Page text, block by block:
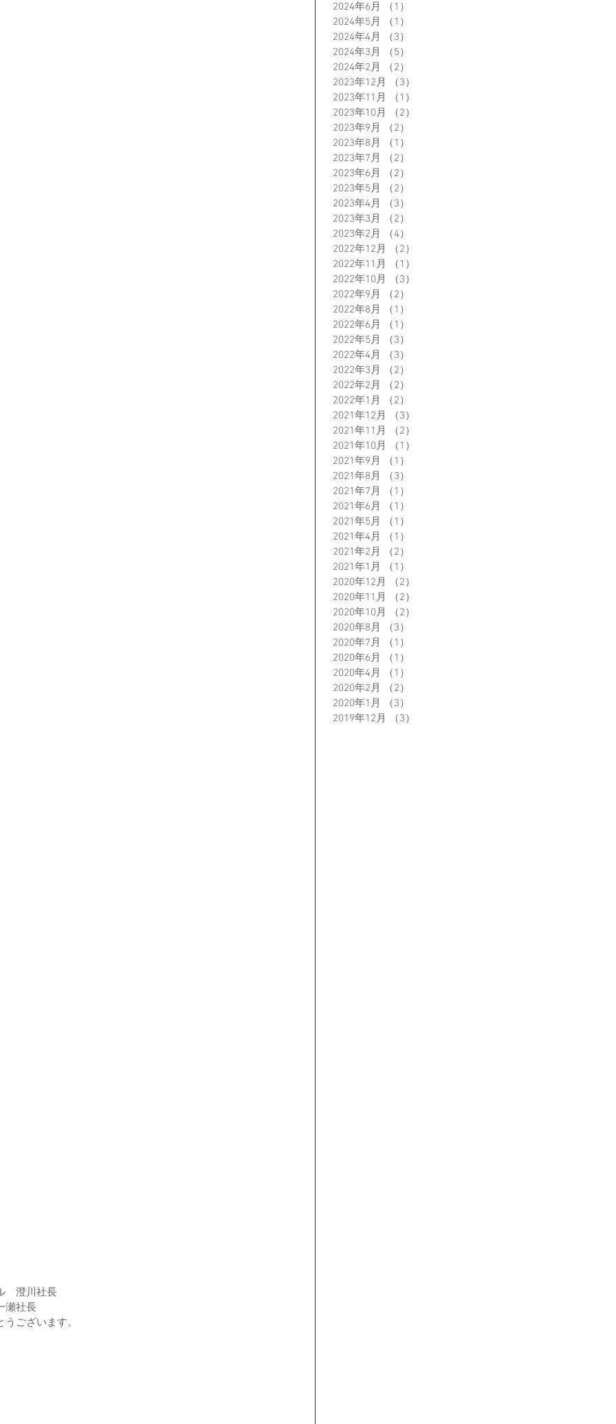
　澄川社長
瀬社長
ございます。
2024年6月
（1）
2024年5月
（1）
2024年4月
（3）
2024年3月
（5）
2024年2月
（2）
2023年12月
（3）
2023年11月
（1）
2023年10月
（2）
2023年9月
（2）
2023年8月
（1）
2023年7月
（2）
2023年6月
（2）
2023年5月
（2）
2023年4月
（3）
2023年3月
（2）
2023年2月
（4）
2022年12月
（2）
2022年11月
（1）
2022年10月
（3）
2022年9月
（2）
2022年8月
（1）
2022年6月
（1）
2022年5月
（3）
2022年4月
（3）
2022年3月
（2）
2022年2月
（2）
2022年1月
（2）
2021年12月
（3）
2021年11月
（2）
2021年10月
（1）
2021年9月
（1）
2021年8月
（3）
2021年7月
（1）
2021年6月
（1）
2021年5月
（1）
2021年4月
（1）
2021年2月
（2）
2021年1月
（1）
2020年12月
（2）
2020年11月
（2）
2020年10月
（2）
2020年8月
（3）
2020年7月
（1）
2020年6月
（1）
2020年4月
（1）
2020年2月
（2）
2020年1月
（3）
2019年12月
（3）